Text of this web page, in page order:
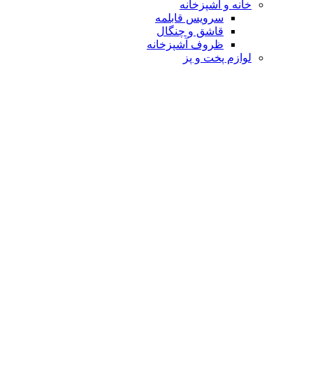
خانه و آشپزخانه
سرویس قابلمه
قاشق و چنگال
ظروف آشپزخانه
لوازم پخت و پز